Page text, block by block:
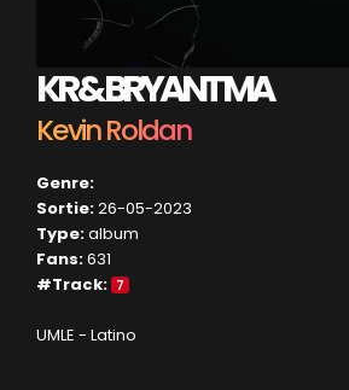
KR & BRYANT MA
Kevin Roldan
Genre:
Sortie:26-05-2023
Type:album
Fans:631
#Track:
7
UMLE - Latino